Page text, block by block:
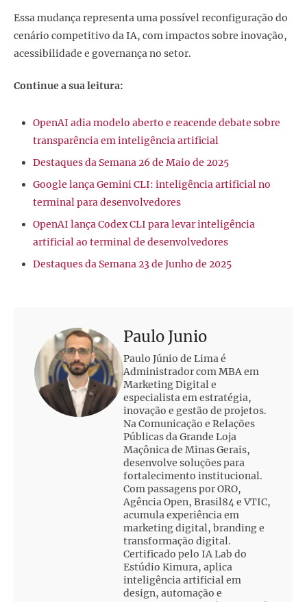
Essa mudança representa uma possível reconfiguração do
cenário competitivo da IA, com impactos sobre inovação,
acessibilidade e governança no setor.
Continue a sua leitura:
OpenAI adia modelo aberto e reacende debate sobre
transparência em inteligência artificial
Destaques da Semana 26 de Maio de 2025
Google lança Gemini CLI: inteligência artificial no
terminal para desenvolvedores
OpenAI lança Codex CLI para levar inteligência
artificial ao terminal de desenvolvedores
Destaques da Semana 23 de Junho de 2025
Paulo Junio
Paulo Júnio de Lima é
Administrador com MBA em
Marketing Digital e
especialista em estratégia,
inovação e gestão de projetos.
Na Comunicação e Relações
Públicas da Grande Loja
Maçônica de Minas Gerais,
desenvolve soluções para
fortalecimento institucional.
Com passagens por ORO,
Agência Open, Brasil84 e VTIC,
acumula experiência em
marketing digital, branding e
transformação digital.
Certificado pelo IA Lab do
Estúdio Kimura, aplica
inteligência artificial em
design, automação e